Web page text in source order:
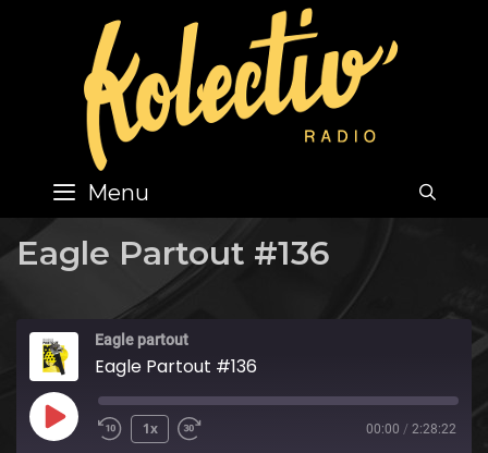
content
Menu
Eagle Partout #136
Eagle partout
Eagle Partout #136
Play
1x 00:00 / 2:28:22